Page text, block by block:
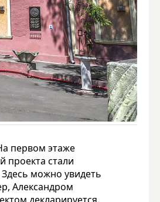
первом этаже
проекта стали
можно увидеть
Александром